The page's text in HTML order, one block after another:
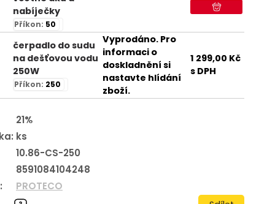
nabíječky
Příkon: 50
čerpadlo do sudu
na dešťovou vodu
250W
Příkon: 250
Vyprodáno. Pro
informaci o
doskladnění si
nastavte hlídání
zboží.
1 299,00 Kč
s DPH
21%
ks
10.86-CS-250
8591084104248
PROTECO